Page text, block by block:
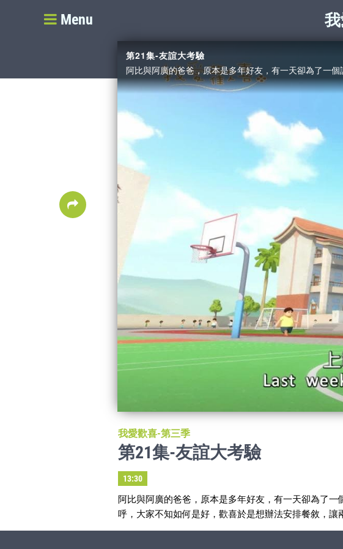
Menu 我
第21集-友誼大考驗
我愛歡喜-第三季
第21集-友誼大考驗
13:30
阿比與阿廣的爸爸，原本是多年好友，有一天卻為了
呼，大家不知如何是好，歡喜於是想辦法安排餐敘，